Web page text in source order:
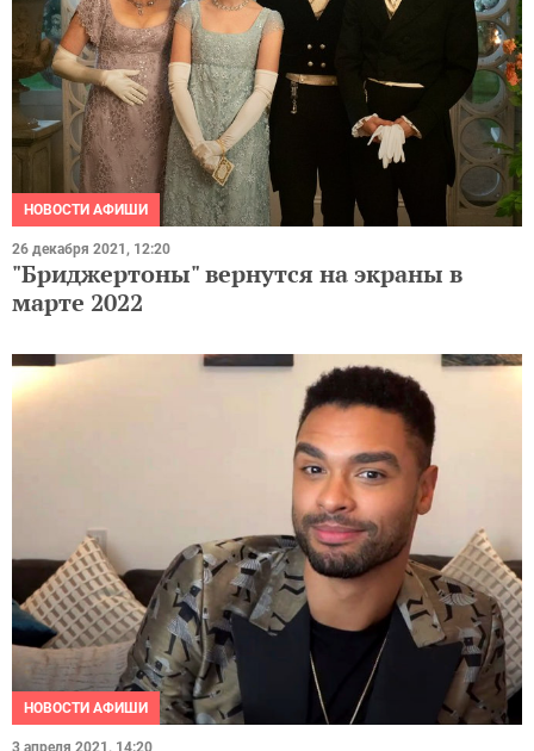
НОВОСТИ АФИШИ
26 декабря 2021, 12:20
"Бриджертоны" вернутся на экраны в
марте 2022
НОВОСТИ АФИШИ
3 апреля 2021, 14:20